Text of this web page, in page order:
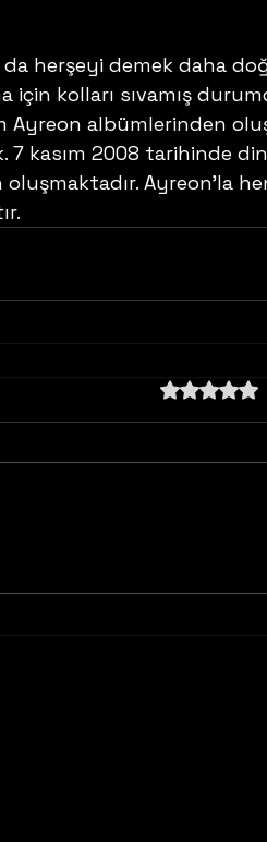
için kolları sıvamış
Ayreon albümlerinden
7 kasım 2008 tarihinde
Ayreon’la
5